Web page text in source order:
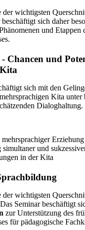
der wichtigsten
sich daher
und
Chancen und
sich mit den
Kita unter
Dialoghaltung.
Erziehung
und
in der Kita
der wichtigsten
Seminar beschäftigt
zur Unterstützung des
für pädagogische